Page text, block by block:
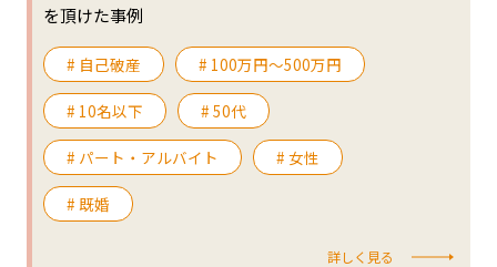
を頂けた事例
# 自己破産 # 100万円〜500万円
# 10名以下 # 50代
# パート・アルバイト # 女性
# 既婚
詳しく見る